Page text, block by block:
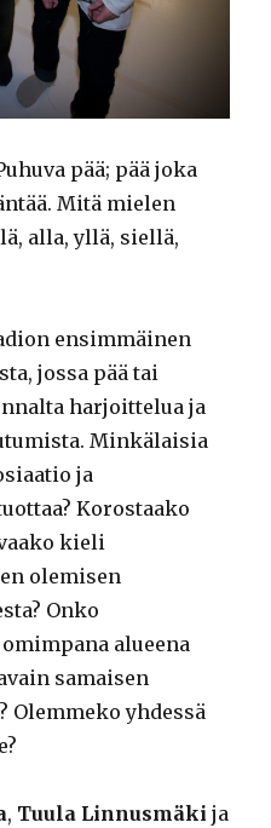
pää; pää joka
Mitä mielen
alla, yllä, siellä,
ensimmäinen
jossa pää tai
harjoittelua ja
Minkälaisia
ja
Korostaako
kieli
olemisen
Onko
alueena
samaisen
Olemmeko yhdessä
, Tuula Linnusmäki ja